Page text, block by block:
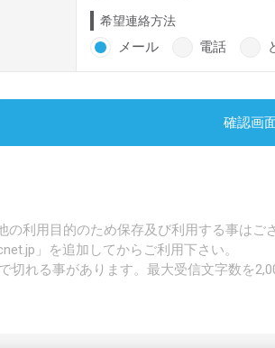
希望連絡方法
メール 電話
確認画
の利用目的のため保存及び利用する事はご
」を追加してからご利用下さい。
切れる事があります。最大受信文字数を